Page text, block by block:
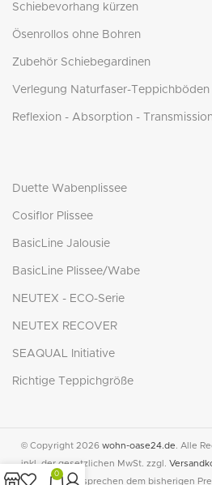
Schiebevorhang kürzen
Ösenrollos ohne Bohren
Zubehör Schiebegardinen
Verlegung Naturfaser-Teppichböden
Reflexion - Absorption -
Duette Wabenplissee
Cosiflor Plissee
BasicLine Jalousie
BasicLine Plissee/Wabe
NEUTEX - ECO-Serie
NEUTEX RECOVER
SEAQUAL Initiative
Richtige Teppichgröße
© Copyright 2026 wohn-oase24.de . Alle
inkl. der gesetzlichen MwSt. zzgl.
Preise entsprechen dem bisherigen
0